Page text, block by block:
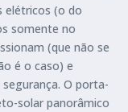
(o do
somente no
(que não se
é o caso) e
O porta-
solar panorâmico